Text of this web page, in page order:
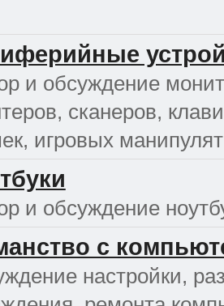
и обсуждение
сканеров,
игровых
и обсуждение
с
настройки,